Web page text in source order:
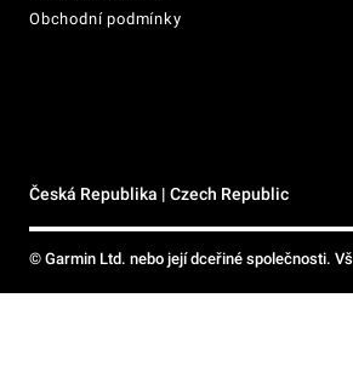
Obchodní podmínky
Česká Republika | Czech Republic
© Garmin Ltd. nebo její dceřiné společnosti.